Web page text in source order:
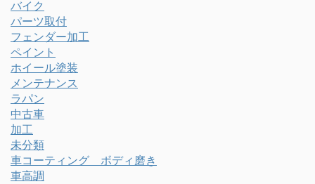
バイク
パーツ取付
フェンダー加工
ペイント
ホイール塗装
メンテナンス
ラパン
中古車
加工
未分類
車コーティング ボディ磨き
車高調